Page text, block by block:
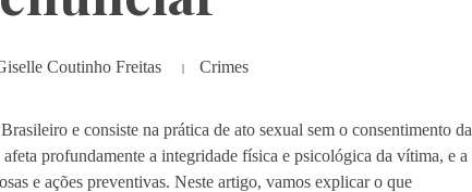
Coutinho Freitas Crimes
e consiste na prática de ato sexual sem o consentimento da
profundamente a integridade física e psicológica da vítima, e a
e ações preventivas. Neste artigo, vamos explicar o que